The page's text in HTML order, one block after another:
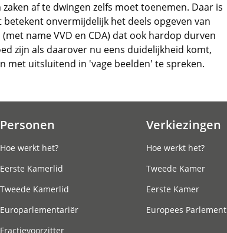
af te dwingen zelfs moet toenemen. Daar is
betekent onvermijdelijk het deels opgeven van
name VVD en CDA) dat ook hardop durven
zijn als daarover nu eens duidelijkheid komt,
met uitsluitend in 'vage beelden' te spreken.
Personen
Hoe werkt het?
Eerste Kamerlid
Tweede Kamerlid
Europarlementariër
Fractievoorzitter
Verkiezingen
Hoe werkt het?
Tweede Kamer
Eerste Kamer
Europees Parlement